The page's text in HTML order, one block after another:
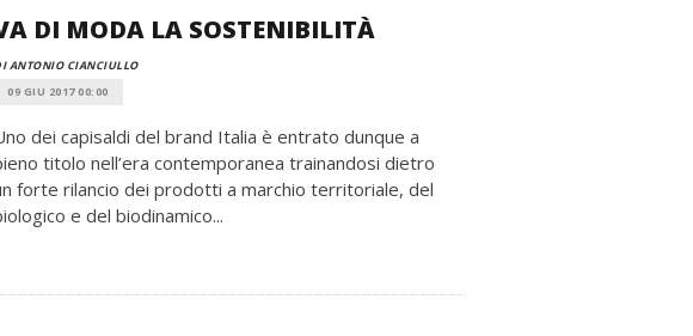
DI MODA LA SOSTENIBILITÀ
ANTONIO CIANCIULLO
09 GIU 2017 00:00
dei capisaldi del brand Italia è entrato dunque a
titolo nell’era contemporanea trainandosi dietro
forte rilancio dei prodotti a marchio territoriale, del
e del biodinamico...